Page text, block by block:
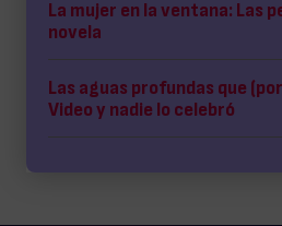
La mujer en la ventana: Las
novela
Las aguas profundas que
Video y nadie lo celebró